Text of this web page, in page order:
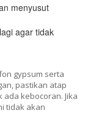
menyusut
agar tidak
gypsum serta
pastikan atap
kebocoran. Jika
tidak akan